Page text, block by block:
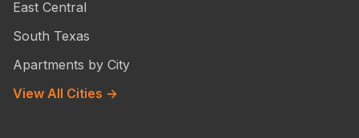
East Central
South Texas
Apartments by City
View All Cities →